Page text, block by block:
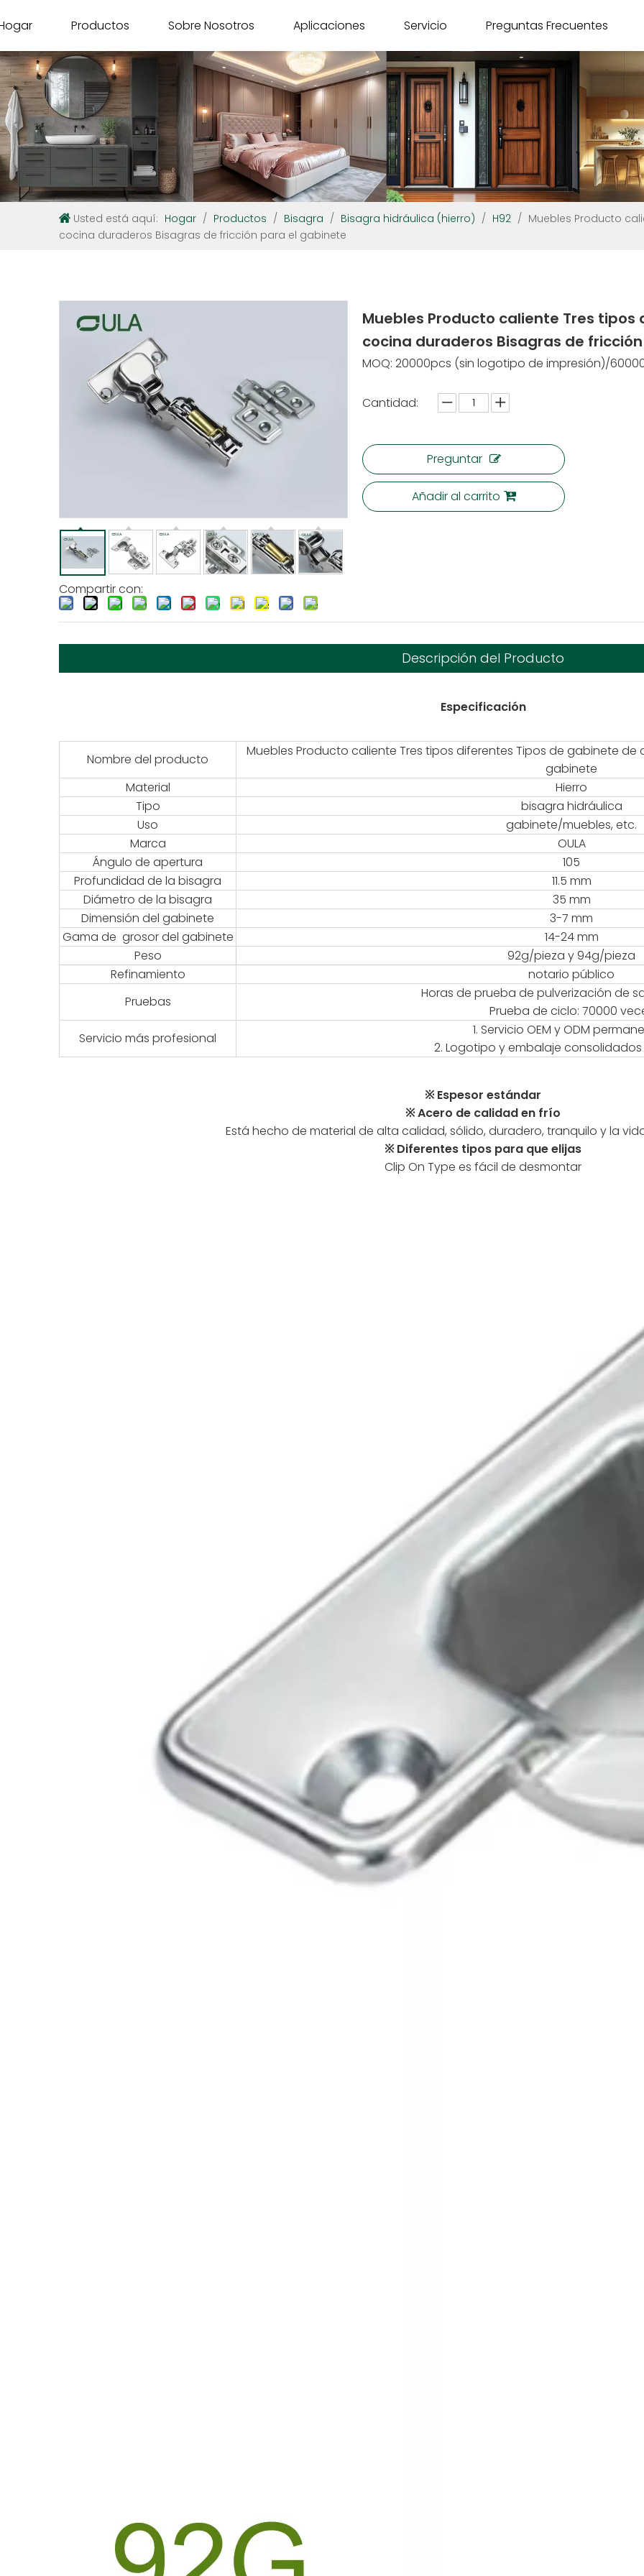
Productos Sobre Nosotros Aplicaciones Servicio Preguntas Frecuentes
Usted está aquí: Hogar / Productos / Bisagra / Bisagra hidráulica (hierro) / H92 / Muebles Producto
cocina duraderos Bisagras de fricción para el gabinete
Compartir con:
Muebles Producto caliente Tres
cocina duraderos Bisagras de
MOQ: 20000pcs (sin logotipo de impresión)/
Cantidad:
Preguntar
Añadir al carrito
Descripción del Producto
Especificación
Nombre del producto
Muebles Producto caliente Tres tipos diferentes Tipos de gabinete
gabinete
Material
Hierro
Tipo
bisagra hidráulica
Uso
gabinete/muebles, etc.
Marca
OULA
Ángulo de apertura
105
Profundidad de la bisagra
11.5 mm
Diámetro de la bisagra
35 mm
Dimensión del gabinete
3-7 mm
Gama de grosor del gabinete
14-24 mm
Peso
92g/pieza y 94g/pieza
Refinamiento
notario público
Pruebas
Horas de prueba de pulverización de
Prueba de ciclo: 70000
Servicio más profesional
1. Servicio OEM y ODM
2. Logotipo y embalaje
※ Espesor estándar
※ Acero de calidad en frío
Está hecho de material de alta calidad, sólido, duradero, tranquilo y la
※ Diferentes tipos para que elijas
Clip On Type es fácil de desmontar